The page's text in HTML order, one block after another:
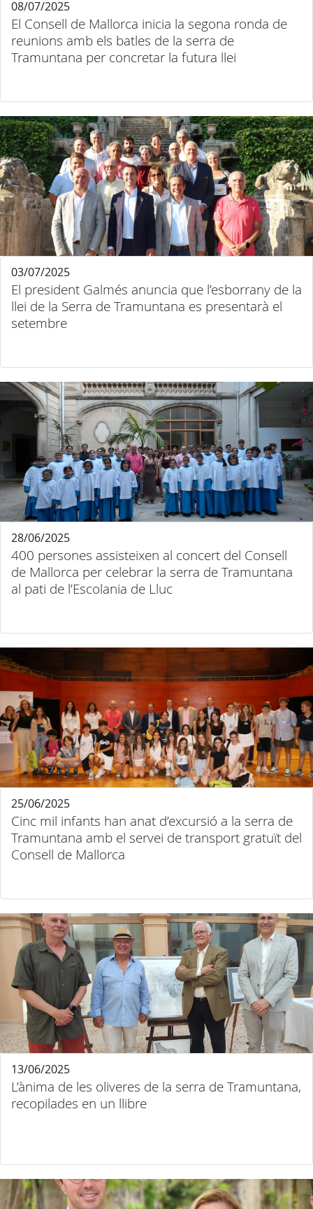
El Consell de Mallorca inicia la segona ronda de
reunions amb els batles de la serra de
Tramuntana per concretar la futura llei
08/07/2025
El president Galmés anuncia que l’esborrany de la
llei de la Serra de Tramuntana es presentarà el
setembre
03/07/2025
400 persones assisteixen al concert del Consell
de Mallorca per celebrar la serra de Tramuntana
al pati de l’Escolania de Lluc
28/06/2025
Cinc mil infants han anat d’excursió a la serra de
Tramuntana amb el servei de transport gratuït del
Consell de Mallorca
25/06/2025
L’ànima de les oliveres de la serra de Tramuntana,
recopilades en un llibre
13/06/2025